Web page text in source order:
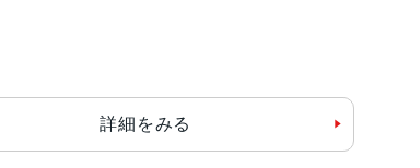
詳細をみる